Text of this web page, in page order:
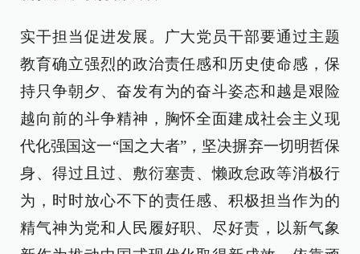
实干担当促进发展。广大党员干部要通过主题
教育确立强烈的政治责任感和历史使命感，保
持只争朝夕、奋发有为的奋斗姿态和越是艰险
越向前的斗争精神，胸怀全面建成社会主义现
代化强国这一“国之大者”，坚决摒弃一切明哲保
身、得过且过、敷衍塞责、懒政怠政等消极行
为，时时放心不下的责任感、积极担当作为的
精气神为党和人民履好职、尽好责，以新气象